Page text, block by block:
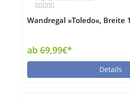
Wandregal »Toledo«, Breite
ab 69,99€*
Details